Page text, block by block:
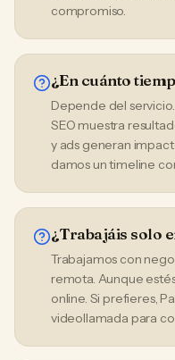
compromiso.
¿En cuánto
Depende del
SEO muestra
y ads generan
damos un timeline
¿Trabajáis solo
Trabajamos con
remota. Aunque
online. Si prefieres,
videollamada para